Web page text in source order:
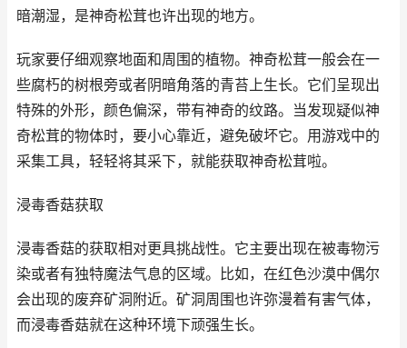
暗潮湿，是神奇松茸也许出现的地方。
玩家要仔细观察地面和周围的植物。神奇松茸一般会在一
些腐朽的树根旁或者阴暗角落的青苔上生长。它们呈现出
特殊的外形，颜色偏深，带有神奇的纹路。当发现疑似神
奇松茸的物体时，要小心靠近，避免破坏它。用游戏中的
采集工具，轻轻将其采下，就能获取神奇松茸啦。
浸毒香菇获取
浸毒香菇的获取相对更具挑战性。它主要出现在被毒物污
染或者有独特魔法气息的区域。比如，在红色沙漠中偶尔
会出现的废弃矿洞附近。矿洞周围也许弥漫着有害气体，
而浸毒香菇就在这种环境下顽强生长。